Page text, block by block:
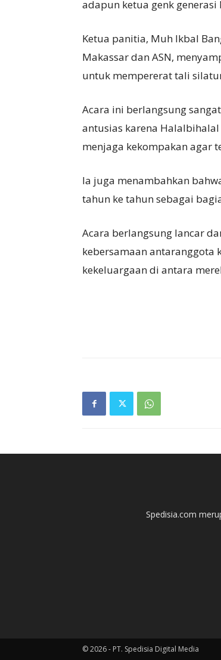
adapun ketua genk
Ketua panitia, Muh Ikbal
Makassar dan ASN,
untuk mempererat tali
Acara ini berlangsung
antusias karena
menjaga kekompakan agar
Ia juga menambahkan
tahun ke tahun sebagai
Acara berlangsung lancar
kebersamaan antaranggota
kekeluargaan di antara
Spedisia.com
© 2026 - PT. Spedisia Digital Media